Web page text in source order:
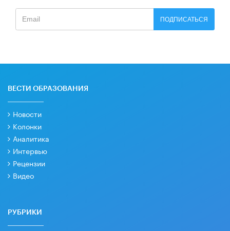
ПОДПИСАТЬСЯ
ВЕСТИ ОБРАЗОВАНИЯ
Новости
Колонки
Аналитика
Интервью
Рецензии
Видео
РУБРИКИ